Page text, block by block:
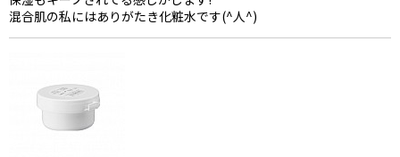
混合肌の私にはありがたき化粧水です(^人^)